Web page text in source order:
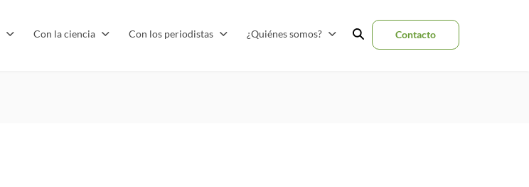
Con la ciencia Con los periodistas ¿Quiénes somos? Contacto